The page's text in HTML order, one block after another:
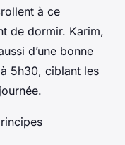
à ce
de dormir. Karim,
d’une bonne
5h30, ciblant les